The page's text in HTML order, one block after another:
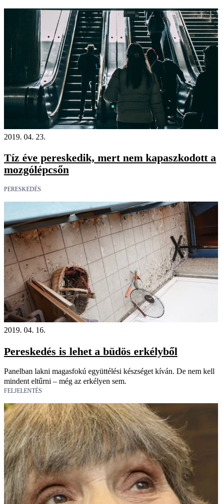
2019. 04. 23.
Tíz éve pereskedik, mert nem kapaszkodott a
mozgólépcsőn
PERESKEDÉS
2019. 04. 16.
Pereskedés is lehet a büdös erkélyből
Panelban lakni magasfokú együtt­élé­si készséget kíván. De nem kell
mindent eltűrni – még az erkélyen sem.
FELJELENTÉS